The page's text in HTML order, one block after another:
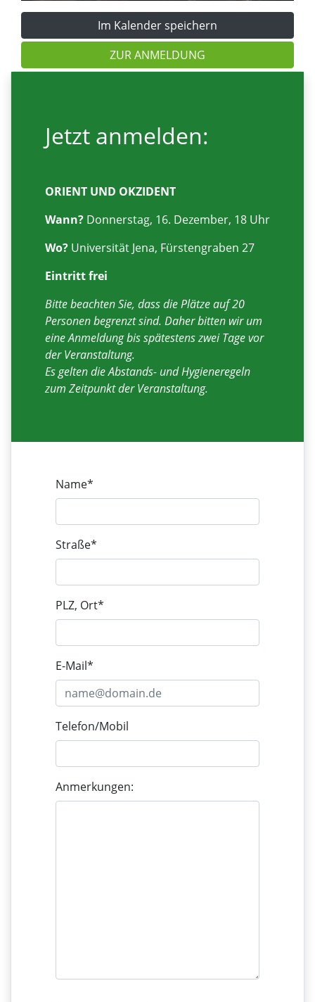
Im Kalender speichern
ZUR ANMELDUNG
Jetzt anmelden:
ORIENT UND OKZIDENT
Wann? Donnerstag, 16. Dezember, 18 Uhr
Wo? Universität Jena, Fürstengraben 27
Eintritt frei
Bitte beachten Sie, dass die Plätze auf 20
Personen begrenzt sind. Daher bitten wir um
eine Anmeldung bis spätestens zwei Tage vor
der Veranstaltung.
Es gelten die Abstands- und Hygieneregeln
zum Zeitpunkt der Veranstaltung.
Name*
Straße*
PLZ, Ort*
E-Mail*
Telefon/Mobil
Anmerkungen: